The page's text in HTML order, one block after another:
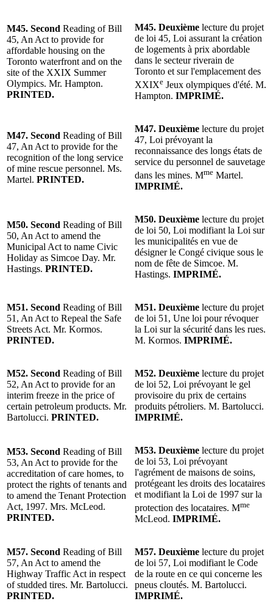
M45. Second Reading of Bill
45, An Act to provide for
affordable housing on the
Toronto waterfront and on the
site of the XXIX Summer
Olympics. Mr. Hampton.
PRINTED.
M45. Deuxième lecture du projet
de loi 45, Loi assurant la création
de logements à prix abordable
dans le secteur riverain de
Toronto et sur l'emplacement des
XXIXe Jeux olympiques d'été. M.
Hampton. IMPRIMÉ.
M47. Second Reading of Bill
47, An Act to provide for the
recognition of the long service
of mine rescue personnel. Ms.
Martel. PRINTED.
M47. Deuxième lecture du projet
47, Loi prévoyant la
reconnaissance des longs états de
service du personnel de sauvetage
dans les mines. Mme Martel.
IMPRIMÉ.
M50. Second Reading of Bill
50, An Act to amend the
Municipal Act to name Civic
Holiday as Simcoe Day. Mr.
Hastings. PRINTED.
M50. Deuxième lecture du projet
de loi 50, Loi modifiant la Loi sur
les municipalités en vue de
désigner le Congé civique sous le
nom de fête de Simcoe. M.
Hastings. IMPRIMÉ.
M51. Second Reading of Bill
51, An Act to Repeal the Safe
Streets Act. Mr. Kormos.
PRINTED.
M51. Deuxième lecture du projet
de loi 51, Une loi pour révoquer
la Loi sur la sécurité dans les rues.
M. Kormos. IMPRIMÉ.
M52. Second Reading of Bill
52, An Act to provide for an
interim freeze in the price of
certain petroleum products. Mr.
Bartolucci. PRINTED.
M52. Deuxième lecture du projet
de loi 52, Loi prévoyant le gel
provisoire du prix de certains
produits pétroliers. M. Bartolucci.
IMPRIMÉ.
M53. Second Reading of Bill
53, An Act to provide for the
accreditation of care homes, to
protect the rights of tenants and
to amend the Tenant Protection
Act, 1997. Mrs. McLeod.
PRINTED.
M53. Deuxième lecture du projet
de loi 53, Loi prévoyant
l'agrément de maisons de soins,
protégeant les droits des locataires
et modifiant la Loi de 1997 sur la
protection des locataires. Mme
McLeod. IMPRIMÉ.
M57. Second Reading of Bill
57, An Act to amend the
Highway Traffic Act in respect
of studded tires. Mr. Bartolucci.
PRINTED.
M57. Deuxième lecture du projet
de loi 57, Loi modifiant le Code
de la route en ce qui concerne les
pneus cloutés. M. Bartolucci.
IMPRIMÉ.